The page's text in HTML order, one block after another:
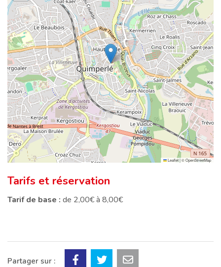
Leaflet|©OpenStreetMap
Tarifs et réservation
Tarif de base : de 2,00€ à 8,00€
Partager sur :